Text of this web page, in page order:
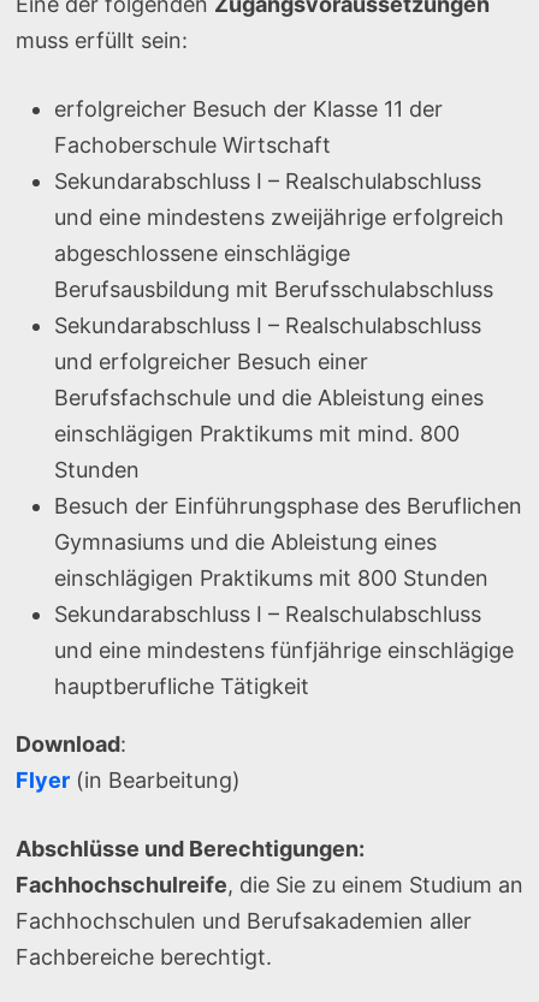
muss erfüllt sein:
erfolgreicher Besuch der Klasse 11 der
Fachoberschule Wirtschaft
Sekundarabschluss I – Realschulabschluss
und eine mindestens zweijährige erfolgreich
abgeschlossene einschlägige
Berufsausbildung mit Berufsschulabschluss
Sekundarabschluss I – Realschulabschluss
und erfolgreicher Besuch einer
Berufsfachschule und die Ableistung eines
einschlägigen Praktikums mit mind. 800
Stunden
Besuch der Einführungsphase des Beruflichen
Gymnasiums und die Ableistung eines
einschlägigen Praktikums mit 800 Stunden
Sekundarabschluss I – Realschulabschluss
und eine mindestens fünfjährige einschlägige
hauptberufliche Tätigkeit
Download:
Flyer(in Bearbeitung)
Abschlüsse und Berechtigungen:
Fachhochschulreife, die Sie zu einem Studium an
Fachhochschulen und Berufsakademien aller
Fachbereiche berechtigt.